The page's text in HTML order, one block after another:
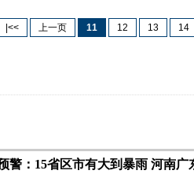
|<< 上一页 11 12 13 14
警：15省区市有大到暴雨 河南